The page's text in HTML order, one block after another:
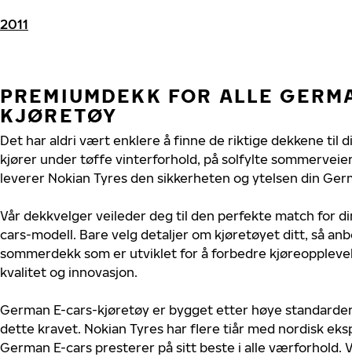
2011
PREMIUMDEKK FOR ALLE
KJØRETØY
Det har aldri vært enklere å finne de riktige dekkene til
kjører under tøffe vinterforhold, på solfylte
leverer Nokian Tyres den sikkerheten og ytelsen din
Vår dekkvelger veileder deg til den perfekte match for
cars-modell. Bare velg detaljer om kjøretøyet ditt, så
sommerdekk som er utviklet for å forbedre
kvalitet og innovasjon.
German E-cars-kjøretøy er bygget etter høye
dette kravet. Nokian Tyres har flere tiår med nordisk
German E-cars presterer på sitt beste i alle værforhold.